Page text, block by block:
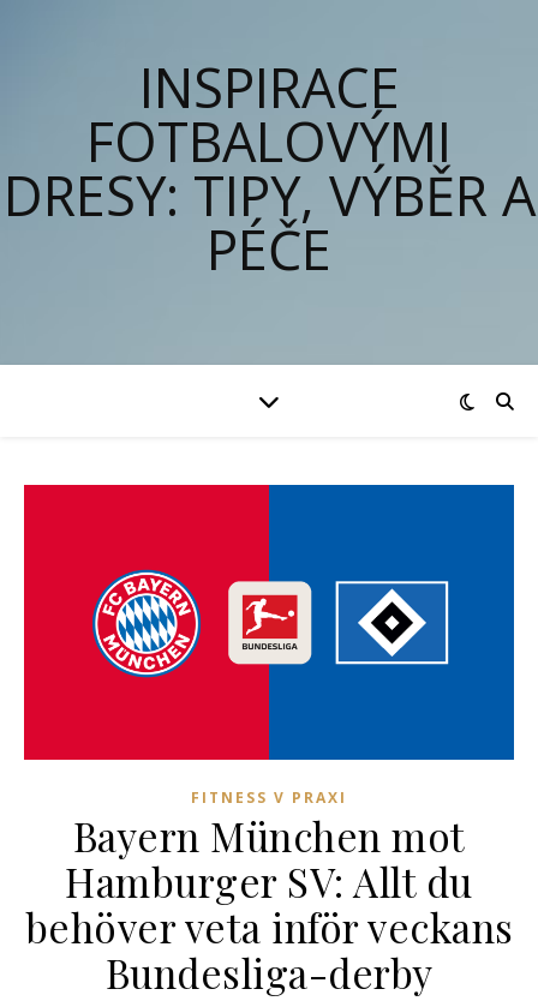
INSPIRACE
FOTBALOVÝMI
DRESY: TIPY, VÝBĚR A
PÉČE
FITNESS V PRAXI
Bayern München mot
Hamburger SV: Allt du
behöver veta inför veckans
Bundesliga-derby